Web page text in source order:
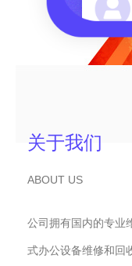
关于我们
ABOUT US
公司拥有国内的专业
式办公设备维修和回